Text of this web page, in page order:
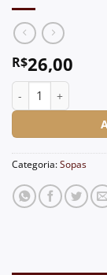
R$26,00
Canja quantidade
Categoria: Sopas